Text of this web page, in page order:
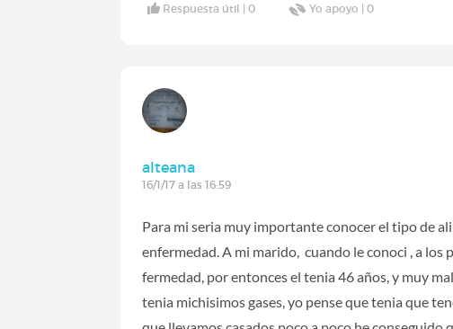
Respuesta útil |0 Yo apoyo |0
alteana
16/1/17 a las 16:59
Para mi seria muy importante conocer el tipo de
enfermedad. A mi marido, cuando le conoci , a los
fermedad, por entonces el tenia 46 años, y muy
tenia michisimos gases, yo pense que tenia que